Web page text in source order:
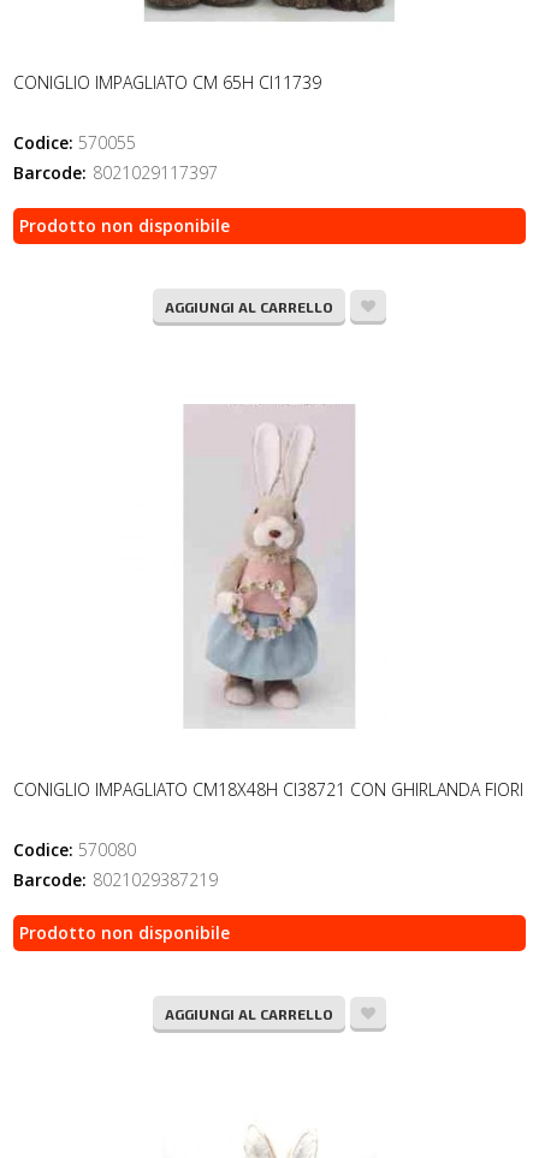
CONIGLIO IMPAGLIATO CM 65H CI11739
Codice: 570055
Barcode: 8021029117397
Prodotto non disponibile
AGGIUNGI AL CARRELLO
CONIGLIO IMPAGLIATO CM18X48H CI38721 CON GHIRLANDA FIORI
Codice: 570080
Barcode: 8021029387219
Prodotto non disponibile
AGGIUNGI AL CARRELLO